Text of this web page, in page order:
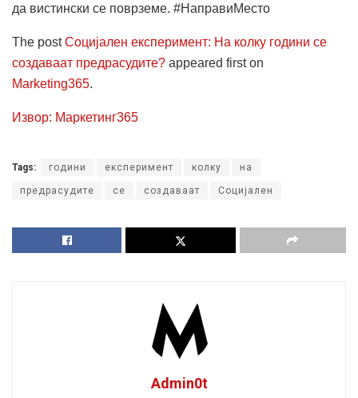
да вистински се поврземе. #НаправиМесто
The postСоцијален експеримент: На колку години се
создаваат предрасудите? appeared first on
Marketing365.
Извор: Маркетинг365
Tags: години експеримент колку на
предрасудите се создаваат Социјален
Admin0t